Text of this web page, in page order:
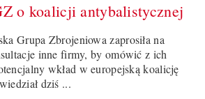
o koalicji antybalistycznej
Grupa Zbrojeniowa zaprosiła na
inne firmy, by omówić z ich
wkład w europejską koalicję
dziś ...